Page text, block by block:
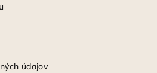
údajov